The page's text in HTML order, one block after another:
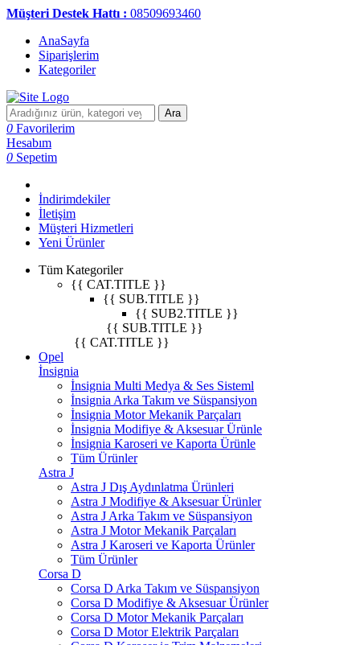
Müşteri Destek Hattı : 08509693460
AnaSayfa
Siparişlerim
Kategoriler
Ara
0 Favorilerim
Hesabım
0 Sepetim
İndirimdekiler
İletişim
Müşteri Hizmetleri
Yeni Ürünler
Tüm Kategoriler
{{ CAT.TITLE }}
{{ SUB.TITLE }}
{{ SUB2.TITLE }}
{{ SUB.TITLE }}
{{ CAT.TITLE }}
Opel
İnsignia
İnsignia Multi Medya & Ses Sisteml
İnsignia Arka Takım ve Süspansiyon
İnsignia Motor Mekanik Parçaları
İnsignia Modifiye & Aksesuar Ürünle
İnsignia Karoseri ve Kaporta Ürünle
Tüm Ürünler
Astra J
Astra J Dış Aydınlatma Ürünleri
Astra J Modifiye & Aksesuar Ürünler
Astra J Arka Takım ve Süspansiyon
Astra J Motor Mekanik Parçaları
Astra J Karoseri ve Kaporta Ürünler
Tüm Ürünler
Corsa D
Corsa D Arka Takım ve Süspansiyon
Corsa D Modifiye & Aksesuar Ürünler
Corsa D Motor Mekanik Parçaları
Corsa D Motor Elektrik Parçaları